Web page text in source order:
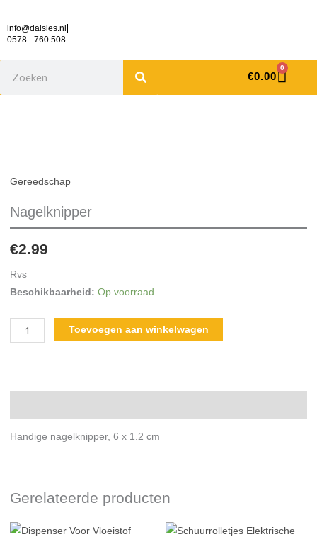
naar
de
inhoud
info@daisies.nl
0578 - 760 508
€0.00
0
Cart
Gereedschap
Nagelknipper
€2.99
Rvs
Beschikbaarheid: Op voorraad
Toevoegen aan winkelwagen
Handige nagelknipper, 6 x 1.2 cm
Gerelateerde producten